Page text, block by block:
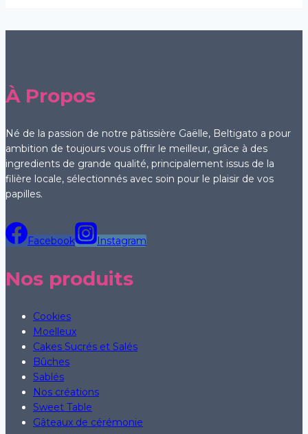
À Propos
Né de la passion de notre pâtissière Gaëlle, Beltigato a pour
ambition de toujours vous offrir le meilleur, grâce à des
ingredients de grande qualité, principalement issus de la
filière locale, sélectionnés avec soin pour le plaisir de vos
papilles.
Facebook Instagram
Nos produits
Cookies
Moelleux
Cakes Sucrés et Salés
Bûches
Sablés
Nos créations
Sweet Table
Gâteaux de cérémonie